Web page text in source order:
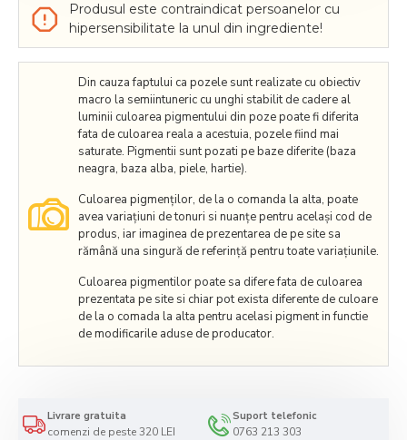
Din cauza faptului ca pozele sunt realizate cu obiectiv
macro la semiintuneric cu unghi stabilit de cadere al
luminii culoarea pigmentului din poze poate fi diferita
fata de culoarea reala a acestuia, pozele fiind mai
saturate. Pigmentii sunt pozati pe baze diferite (baza
neagra, baza alba, piele, hartie).
Culoarea pigmenților, de la o comanda la alta, poate
avea variațiuni de tonuri si nuanțe pentru același cod de
produs, iar imaginea de prezentarea de pe site sa
rămână una singură de referință pentru toate variațiunile.
Culoarea pigmentilor poate sa difere fata de culoarea
prezentata pe site si chiar pot exista diferente de culoare
de la o comada la alta pentru acelasi pigment in functie
de modificarile aduse de producator.
Produsul este contraindicat persoanelor cu
hipersensibilitate la unul din ingrediente!
Livrare gratuita
comenzi de peste 320 LEI
Suport telefonic
0763 213 303